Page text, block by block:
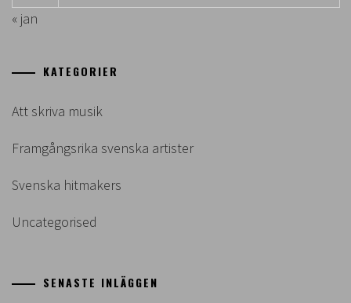
« jan
KATEGORIER
Att skriva musik
Framgångsrika svenska artister
Svenska hitmakers
Uncategorised
SENASTE INLÄGGEN